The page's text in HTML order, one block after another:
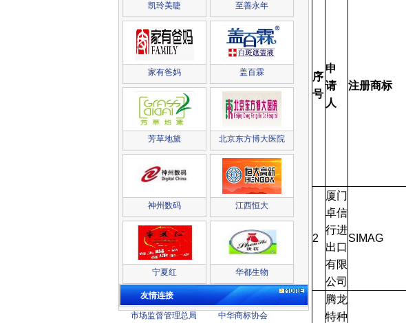
凯玲美睫 至善永年
家有爸妈 盖百霖
芳草地黛 北京东方博大医院
神州数码 江西恒大
宁夏红 华都生物
友情连接
市场监督管理总局
中华商标协会
序
号
申
请
人
注册商标
2
厦门
卓信
行进
出口
有限
公司
SIMAG
腾龙
特种